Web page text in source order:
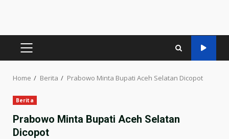
PRIMARY
Home Berita Prabowo Minta Bupati Aceh Selatan Dicopot
Berita
Prabowo Minta Bupati Aceh Selatan
Dicopot